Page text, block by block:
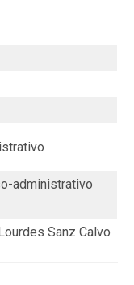
administrativo
Sanz Calvo